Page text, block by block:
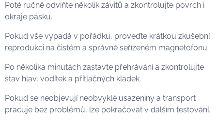
Poté ručně odviňte několik závitů a zkontrolujte povrch i
okraje pásku.
Pokud vše vypadá v pořádku, proveďte krátkou zkušební
reprodukci na čistém a správně seřízeném magnetofonu.
Po několika minutách zastavte přehrávání a zkontrolujte
stav hlav, vodítek a přítlačných kladek.
Pokud se neobjevují neobvyklé usazeniny a transport
pracuje bez problémů, lze pokračovat v dalším testování.